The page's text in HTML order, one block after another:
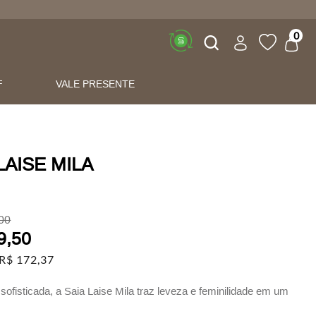
Buscar 0
VALE PRESENTE
MILA
,50
172,37
a Saia Laise Mila traz leveza e feminilidade em um